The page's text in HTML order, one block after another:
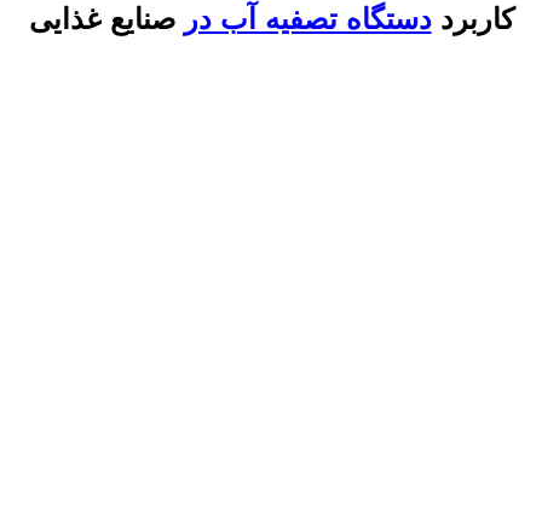
کاربرددستگاه تصفیه آب در صنایع غذایی